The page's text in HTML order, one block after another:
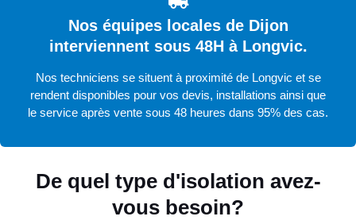
De quel type d'isolation avez-
vous besoin?
Nos équipes locales de Dijon
interviennent sous 48H à Longvic.
Nos techniciens se situent à proximité de Longvic et se
rendent disponibles pour vos devis, installations ainsi que
le service après vente sous 48 heures dans 95% des cas.